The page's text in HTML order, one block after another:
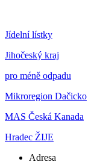
Jídelní lístky
Jihočeský kraj
pro méně odpadu
Mikroregion Dačicko
MAS Česká Kanada
Hradec ŽIJE
Adresa